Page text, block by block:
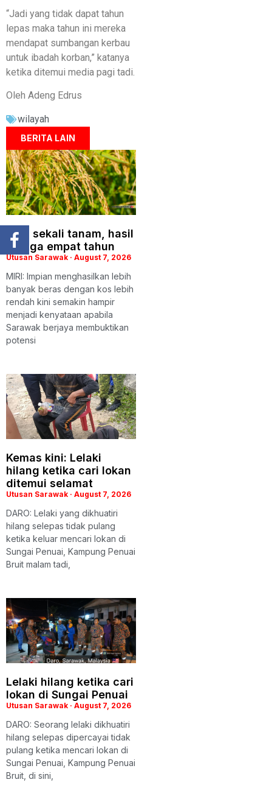
“Jadi yang tidak dapat tahun
lepas maka tahun ini mereka
mendapat sumbangan kerbau
untuk ibadah korban,” katanya
ketika ditemui media pagi tadi.
Oleh Adeng Edrus
wilayah
BERITA LAIN
Padi sekali tanam, hasil
hingga empat tahun
Utusan Sarawak August 7, 2026
MIRI: Impian menghasilkan lebih
banyak beras dengan kos lebih
rendah kini semakin hampir
menjadi kenyataan apabila
Sarawak berjaya membuktikan
potensi
Kemas kini: Lelaki
hilang ketika cari lokan
ditemui selamat
Utusan Sarawak August 7, 2026
DARO: Lelaki yang dikhuatiri
hilang selepas tidak pulang
ketika keluar mencari lokan di
Sungai Penuai, Kampung Penuai
Bruit malam tadi,
Lelaki hilang ketika cari
lokan di Sungai Penuai
Utusan Sarawak August 7, 2026
DARO: Seorang lelaki dikhuatiri
hilang selepas dipercayai tidak
pulang ketika mencari lokan di
Sungai Penuai, Kampung Penuai
Bruit, di sini,